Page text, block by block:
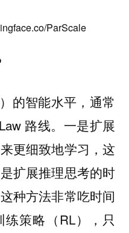
ParScale
的智能水平，通常
路线。一是扩展
更细致地学习，这
扩展推理思考的时
种方法非常吃时间
策略（RL），只